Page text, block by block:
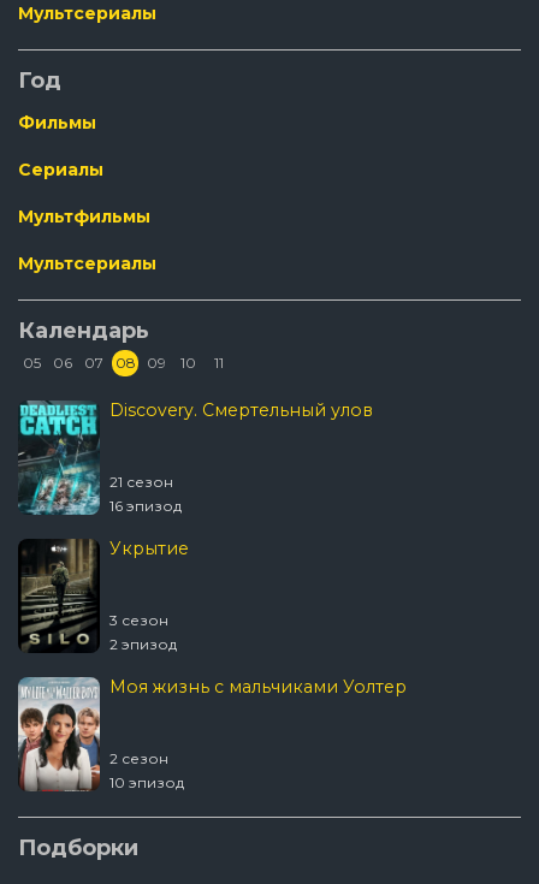
Мультсериалы
Год
Фильмы
Сериалы
Мультфильмы
Мультсериалы
Календарь
05 06 07 08 09 10 11
Discovery. Смертельный улов
21 сезон
16 эпизод
Укрытие
3 сезон
2 эпизод
Моя жизнь с мальчиками Уолтер
2 сезон
10 эпизод
Подборки